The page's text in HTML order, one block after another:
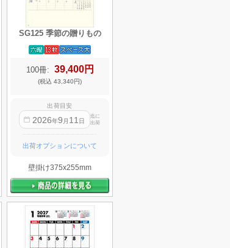
SG125 季節の贈りもの
100冊: 39,400円
(税込 43,340円)
出荷目安
2026年9 月 11 日
迄に
出荷
出荷オプションについて
壁掛け375x255mm